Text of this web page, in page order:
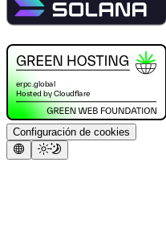
Configuración de cookies